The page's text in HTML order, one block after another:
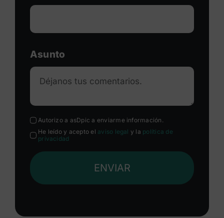
Asunto
Autorizo a asDpic a enviarme información.
He leído y acepto el aviso legal y la política de
privacidad
ENVIAR